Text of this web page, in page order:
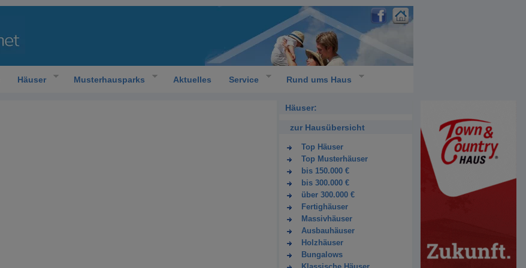
Häuser Musterhausparks Aktuelles Service Rund ums Haus
Häuser:
zur Hausübersicht
Top Häuser
Top Musterhäuser
bis 150.000 €
bis 300.000 €
über 300.000 €
Fertighäuser
Massivhäuser
Ausbauhäuser
Holzhäuser
Bungalows